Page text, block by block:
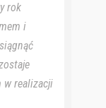
rok
i
w realizacji